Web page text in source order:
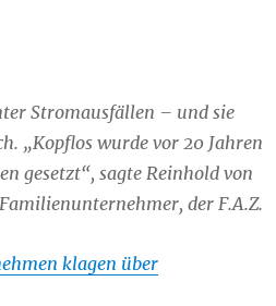
Stromausfällen – und sie
„Kopflos wurde vor 20 Jahren
gesetzt“, sagte Reinhold von
der F.A.Z.
klagen über